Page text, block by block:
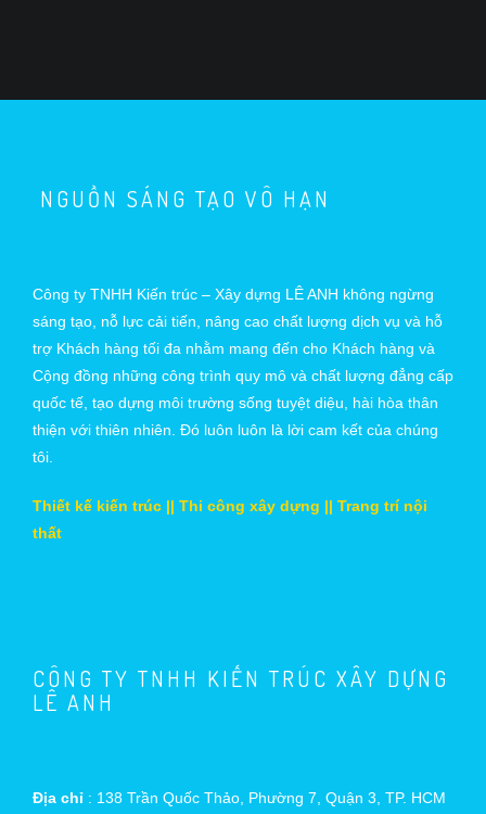
NGUỒN SÁNG TẠO VÔ HẠN
Công ty TNHH Kiến trúc – Xây dựng LÊ ANH không ngừng
sáng tạo, nỗ lực cải tiến, nâng cao chất lượng dịch vụ và hỗ
trợ Khách hàng tối đa nhằm mang đến cho Khách hàng và
Cộng đồng những công trình quy mô và chất lượng đẳng cấp
quốc tế, tạo dựng môi trường sống tuyệt diệu, hài hòa thân
thiện với thiên nhiên. Đó luôn luôn là lời cam kết của chúng
tôi.
Thiết kế kiến trúc || Thi công xây dựng || Trang trí nội
thất
CÔNG TY TNHH KIẾN TRÚC XÂY DỰNG
LÊ ANH
Địa chỉ : 138 Trần Quốc Thảo, Phường 7, Quận 3, TP. HCM